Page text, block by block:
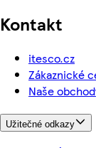
Kontakt
itesco.cz
Zákaznické
Naše
Užitečné odkazy